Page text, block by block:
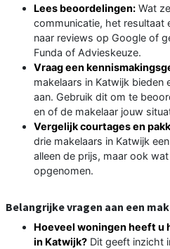
Lees beoordelingen: Wat
communicatie, het resultaat
naar reviews op Google of
Funda of Advieskeuze.
Vraag een
makelaars in Katwijk bieden
aan. Gebruik dit om te
en of de makelaar jouw
Vergelijk courtages en
drie makelaars in Katwijk
alleen de prijs, maar ook
opgenomen.
Belangrijke vragen aan een
Hoeveel woningen heeft u
in Katwijk? Dit geeft inzicht